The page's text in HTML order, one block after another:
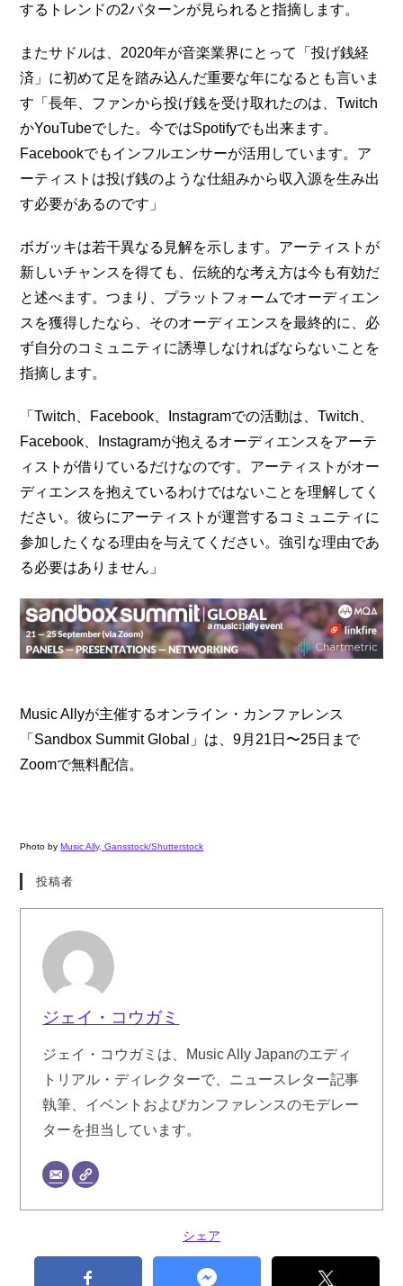
するトレンドの2パターンが見られると指摘します。
またサドルは、2020年が音楽業界にとって「投げ銭経
済」に初めて足を踏み込んだ重要な年になるとも言いま
す「長年、ファンから投げ銭を受け取れたのは、Twitch
かYouTubeでした。今ではSpotifyでも出来ます。
Facebookでもインフルエンサーが活用しています。ア
ーティストは投げ銭のような仕組みから収入源を生み出
す必要があるのです」
ボガッキは若干異なる見解を示します。アーティストが
新しいチャンスを得ても、伝統的な考え方は今も有効だ
と述べます。つまり、プラットフォームでオーディエン
スを獲得したなら、そのオーディエンスを最終的に、必
ず自分のコミュニティに誘導しなければならないことを
指摘します。
「Twitch、Facebook、Instagramでの活動は、Twitch、
Facebook、Instagramが抱えるオーディエンスをアーテ
ィストが借りているだけなのです。アーティストがオー
ディエンスを抱えているわけではないことを理解してく
ださい。彼らにアーティストが運営するコミュニティに
参加したくなる理由を与えてください。強引な理由であ
る必要はありません」
Music Allyが主催するオンライン・カンファレンス
「Sandbox Summit Global」は、9月21日〜25日まで
Zoomで無料配信。
Photo byMusic Ally,Gansstock/Shutterstock
投稿者
ジェイ・コウガミ
ジェイ・コウガミは、Music Ally Japanのエディ
トリアル・ディレクターで、ニュースレター記事
執筆、イベントおよびカンファレンスのモデレー
ターを担当しています。
シェア